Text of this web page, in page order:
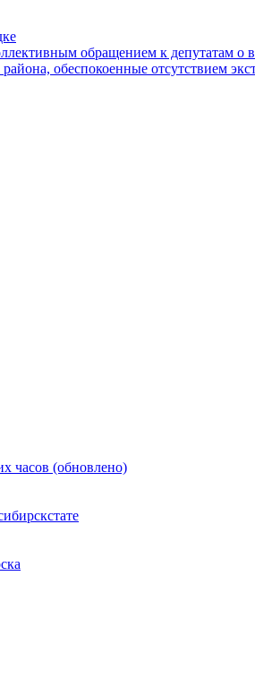
обращением к депутатам о
обеспокоенные отсутствием
часов (обновлено)